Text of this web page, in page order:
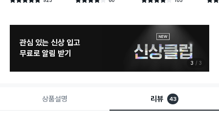
건 작성 건 작성 건 작성
관심 있는 신상 입고
무료로 알림 받기
3 3
상품설명 리뷰 43